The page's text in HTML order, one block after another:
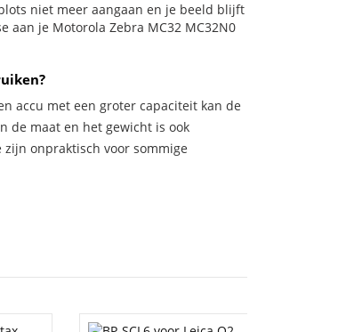
niet meer aangaan en je beeld blijft
je Motorola Zebra MC32 MC32N0
accu met een groter capaciteit kan de
de maat en het gewicht is ook
onpraktisch voor sommige